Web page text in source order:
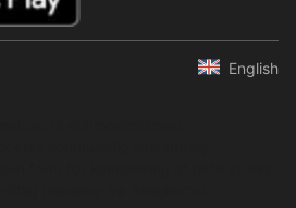
English